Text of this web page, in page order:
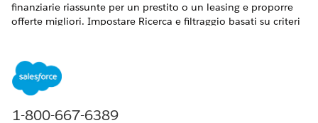
finanziarie riassunte per un prestito o un leasing e proporre
offerte migliori. Impostare Ricerca e filtraggio basati su criteri
Disponibile nelle versioni: Lightning Experience
Disponibile nelle versioni:
1-800-667-6389